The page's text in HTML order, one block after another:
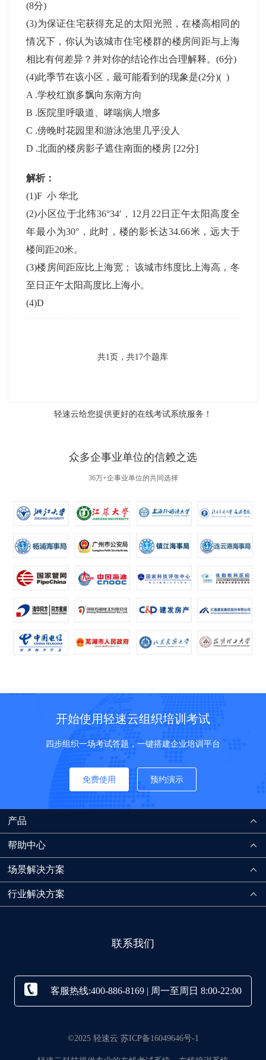
(8分)
(3)为保证住宅获得充足的太阳光照，在楼高相同的
情况下，你认为该城市住宅楼群的楼房间距与上海
相比有何差异？并对你的结论作出合理解释。(6分)
(4)此季节在该小区，最可能看到的现象是(2分)( )
A .学校红旗多飘向东南方向
B .医院里呼吸道、哮喘病人增多
C .傍晚时花园里和游泳池里几乎没人
D .北面的楼房影子遮住南面的楼房 [22分]
解析：
(1)F 小 华北
(2)小区位于北纬36°34′，12月22日正午太阳高度全
年最小为30°，此时，楼的影长达34.66米，远大于
楼间距20米。
(3)楼房间距应比上海宽； 该城市纬度比上海高，冬
至日正午太阳高度比上海小。
(4)D
共1页，共17个题库
轻速云给您提供更好的在线考试系统服务！
众多企事业单位的信赖之选
36万+企事业单位的共同选择
开始使用轻速云组织培训考试
四步组织一场考试答题，一键搭建企业培训平台
免费使用 预约演示
产品
帮助中心
场景解决方案
行业解决方案
联系我们
客服热线:400-886-8169 | 周一至周日 8:00-22:00
©2025 轻速云 苏ICP备16049646号-1